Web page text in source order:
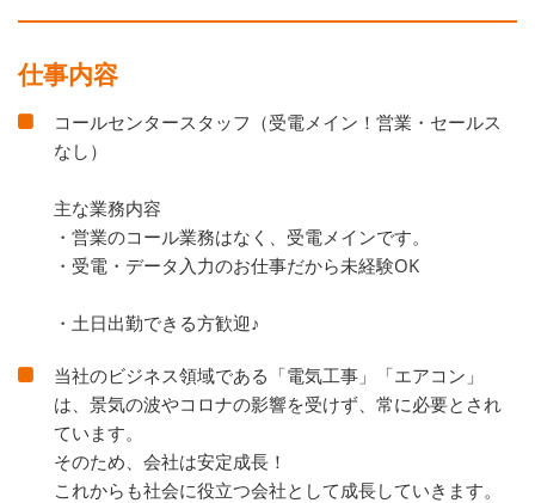
仕事内容
コールセンタースタッフ（受電メイン！営業・セールス
なし）
主な業務内容
・営業のコール業務はなく、受電メインです。
・受電・データ入力のお仕事だから未経験OK
・土日出勤できる方歓迎♪
当社のビジネス領域である「電気工事」「エアコン」
は、景気の波やコロナの影響を受けず、常に必要とされ
ています。
そのため、会社は安定成長！
これからも社会に役立つ会社として成長していきます。